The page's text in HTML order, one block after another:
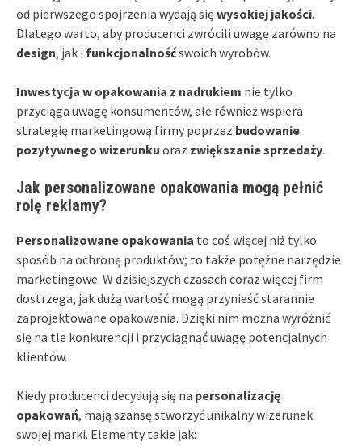
od pierwszego spojrzenia wydają sięwysokiej jakości.
Dlatego warto, aby producenci zwrócili uwagę zarówno na
design, jak i funkcjonalnośćswoich wyrobów.
Inwestycja w opakowania z nadrukiem nie tylko
przyciąga uwagę konsumentów, ale również wspiera
strategię marketingową firmy poprzez budowanie
pozytywnego wizerunku oraz zwiększanie sprzedaży.
Jak personalizowane opakowania mogą pełnić
rolę reklamy?
Personalizowane opakowania to coś więcej niż tylko
sposób na ochronę produktów; to także potężne narzędzie
marketingowe. W dzisiejszych czasach coraz więcej firm
dostrzega, jak dużą wartość mogą przynieść starannie
zaprojektowane opakowania. Dzięki nim można wyróżnić
się na tle konkurencji i przyciągnąć uwagę potencjalnych
klientów.
Kiedy producenci decydują się na personalizację
opakowań, mają szansę stworzyć unikalny wizerunek
swojej marki. Elementy takie jak: